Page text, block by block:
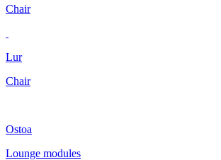
Chair
Lur
Chair
Ostoa
Lounge modules